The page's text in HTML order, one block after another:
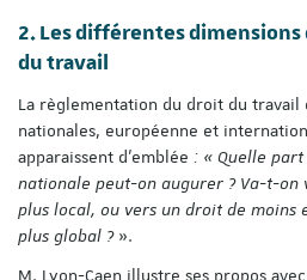
2. Les différentes
du travail
La règlementation du droit du travail
nationales, européenne et
apparaissent d’emblée : « Quelle
nationale peut-on augurer ? Va-t-on
plus local, ou vers un droit de moins
plus global ?».
M. Lyon-Caen illustre ses propos